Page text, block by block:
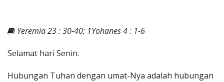
Materi
Yeremia 23 : 30-40; 1Yohanes 4 : 1-6
Selamat hari Senin.
Hubungan Tuhan dengan umat-Nya adalah hubungan